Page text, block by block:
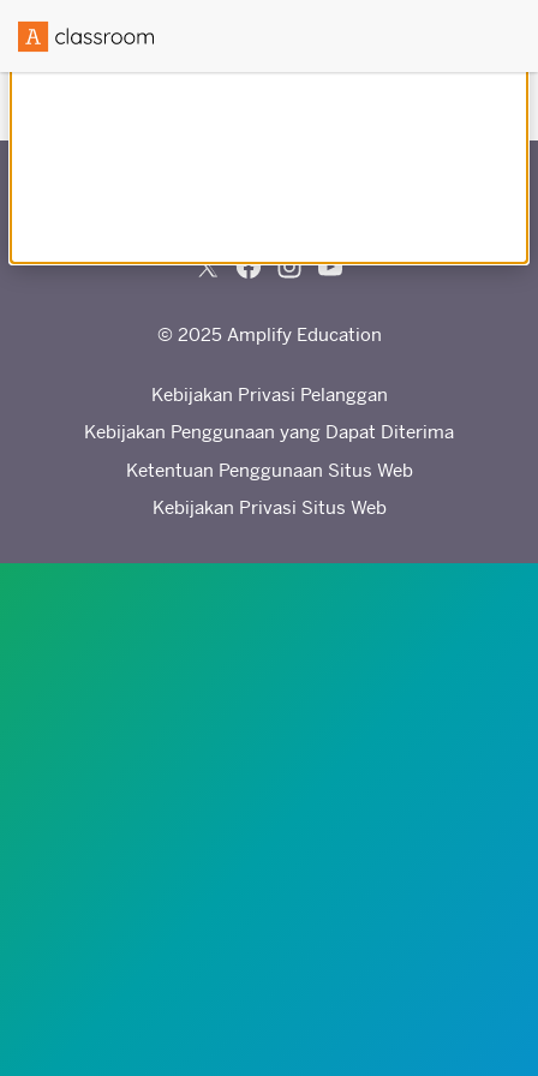
© 2025 Amplify Education
Kebijakan Privasi Pelanggan
Kebijakan Penggunaan yang Dapat Diterima
Ketentuan Penggunaan Situs Web
Kebijakan Privasi Situs Web